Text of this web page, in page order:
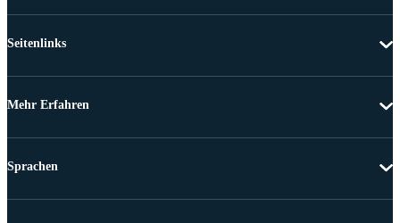
Seitenlinks
Mehr Erfahren
Sprachen